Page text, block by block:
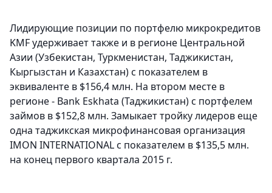
Лидирующие позиции по портфелю микрокредитов
KMF удерживает также и в регионе Центральной
Азии (Узбекистан, Туркменистан, Таджикистан,
Кыргызстан и Казахстан) с показателем в
эквиваленте в $156,4 млн. На втором месте в
регионе - Bank Eskhata (Таджикистан) с портфелем
займов в $152,8 млн. Замыкает тройку лидеров еще
одна таджикская микрофинансовая организация
IMON INTERNATIONAL с показателем в $135,5 млн.
на конец первого квартала 2015 г.